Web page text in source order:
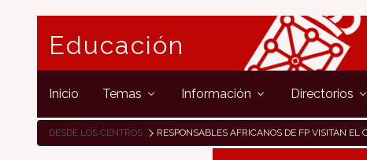
Educación
Inicio Temas Información Directorios
DESDE LOS CENTROS RESPONSABLES AFRICANOS DE FP VISITAN EL CENTRO INTEGRADO DE FORMACIÓN PROFESIONAL DONAPEA DE PAMPLONA PARA CONOCER SU ACTIVIDAD EN AUTOMOCIÓN Y